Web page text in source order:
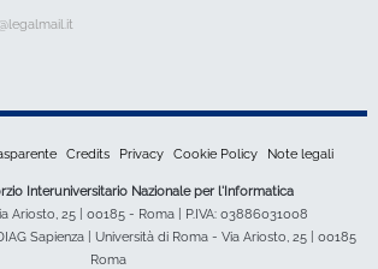
Credits Privacy Cookie Policy Note legali
Interuniversitario Nazionale per l'Informatica
Ariosto, 25 | 00185 - Roma | P.IVA: 03886031008
Sapienza | Università di Roma - Via Ariosto, 25 | 00185
Roma